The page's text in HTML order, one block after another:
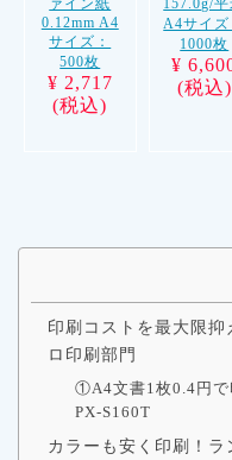
ァイン紙
0.12mm A4
サイズ：
500枚
¥ 2,717
(税込)
157.0g/平
A4サイズ
1000枚
¥
(税込)
印刷コストを最大限
ロ印刷部門
①A4文書1枚0.4円で
PX-S160T
カラーも安く印刷！